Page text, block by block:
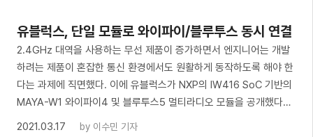
유블럭스, 단일 모듈로 와이파이/블루투스 동시 연결
2.4GHz 대역을 사용하는 무선 제품이 증가하면서 엔지니어는 개발
하려는 제품이 혼잡한 통신 환경에서도 원활하게 동작하도록 해야 한
다는 과제에 직면했다. 이에 유블럭스가 NXP의 IW416 SoC 기반의
MAYA-W1 와이파이4 및 블루투스5 멀티라디오 모듈을 공개했다…
2021.03.17
by 이수민 기자